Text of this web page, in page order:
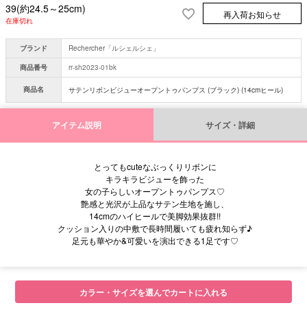
39(約24.5～25cm)
在庫切れ
再入荷お知らせ
ブランド
Rechercher「ルシェルシェ」
商品番号
rr-sh2023-01bk
商品名 サテンリボンビジューオープントゥパンプス (ブラック) (14cmヒール)
アイテム説明 サイズ・詳細
とってもcuteなぶっくりリボンに
キラキラビジューを飾った
女の子らしいオープントゥパンプス♡
艶感と光沢が上品なサテン生地を施し、
14cmのハイヒールで美脚効果抜群!!
クッション入りの中敷で長時間履いても疲れ知らず♪
足元も華やか&可愛いを演出できる1足です♡
カラー・サイズを選んでカートに入れる